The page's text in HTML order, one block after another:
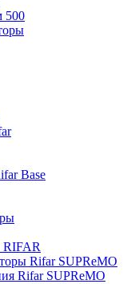
500
Base
RIFAR
Rifar SUPReMO
Rifar SUPReMO